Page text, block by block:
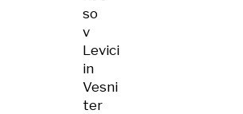
so
v
Levici
in
Vesni
ter